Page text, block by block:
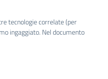
tecnologie correlate (per
ingaggiato. Nel documento